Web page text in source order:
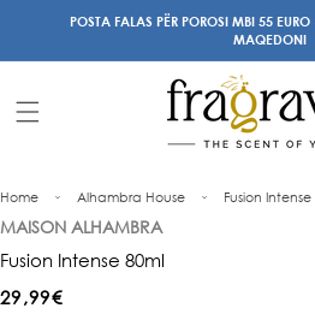
Kalo tePOSTA FALAS PËR POROSI MBI 55
MAQEDONI
Home Alhambra House Fusion Intense
MAISON ALHAMBRA
Fusion Intense 80ml
Çmimi
29,99€